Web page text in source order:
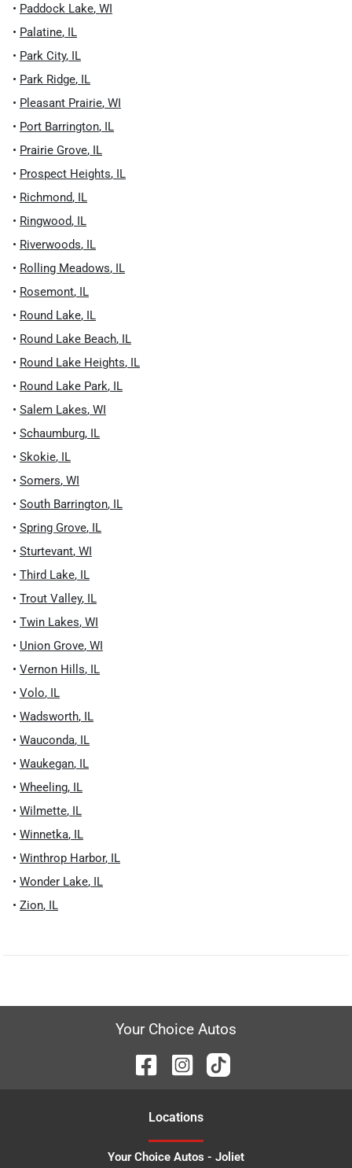
• Paddock Lake, WI
• Palatine, IL
• Park City, IL
• Park Ridge, IL
• Pleasant Prairie, WI
• Port Barrington, IL
• Prairie Grove, IL
• Prospect Heights, IL
• Richmond, IL
• Ringwood, IL
• Riverwoods, IL
• Rolling Meadows, IL
• Rosemont, IL
• Round Lake, IL
• Round Lake Beach, IL
• Round Lake Heights, IL
• Round Lake Park, IL
• Salem Lakes, WI
• Schaumburg, IL
• Skokie, IL
• Somers, WI
• South Barrington, IL
• Spring Grove, IL
• Sturtevant, WI
• Third Lake, IL
• Trout Valley, IL
• Twin Lakes, WI
• Union Grove, WI
• Vernon Hills, IL
• Volo, IL
• Wadsworth, IL
• Wauconda, IL
• Waukegan, IL
• Wheeling, IL
• Wilmette, IL
• Winnetka, IL
• Winthrop Harbor, IL
• Wonder Lake, IL
• Zion, IL
Your Choice Autos
Locations
Your Choice Autos - Joliet